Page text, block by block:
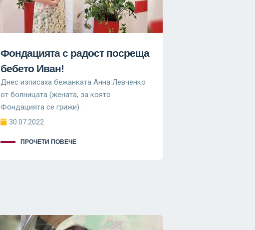
Фондацията с радост посреща
бебето Иван!
Днес изписаха бежанката Анна Левченко
от болницата (жената, за която
Фондацията се грижи).
30.07.2022
ПРОЧЕТИ ПОВЕЧЕ